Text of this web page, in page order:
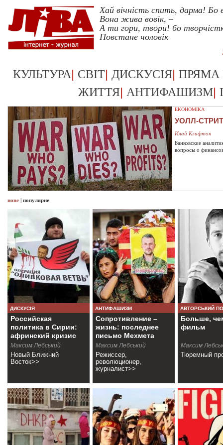
Хай вічність спить, дарма! Бо
Вона жива вовік, –
А ти гори, твори! бо
Повстане чоловік
КУЛЬТУРА| СВІТ| ДИСКУСІЯ| ПРЯМА
ЖИТТЯ| АНТИФАШИЗМ|
ЕКОНОМІКА
УОЛЛ-
Илай Клифтон
Банковские
вопросы о
нове | популярне
ДИСКУСІЯ
Российская
политика в Сирии:
афринский кризис
Максим Лебський
Новый Ближний
Восток>>
АНТИФАШИЗМ
Сопротивление –
жизнь: последнее
письмо Мехмета
Аксоя
Максим Лебський
Режиссер,
революционер,
журналист>>
АВТОРСЬКИЙ
Больше,
фильм
Максим
Тюремный